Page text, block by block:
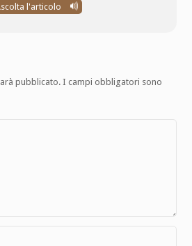
l'articolo
pubblicato. I campi obbligatori sono